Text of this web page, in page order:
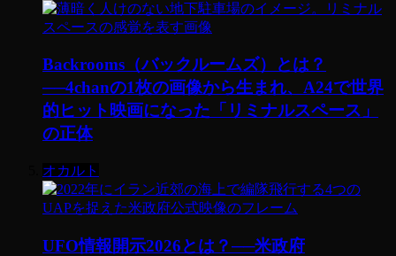
Backrooms（バックルームズ）とは？
──4chanの1枚の画像から生まれ、A24で世界
的ヒット映画になった「リミナルスペース」
の正体
オカルト
UFO情報開示2026とは？──米政府